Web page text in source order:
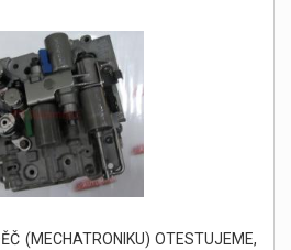
(MECHATRONIKU) OTESTUJEME,